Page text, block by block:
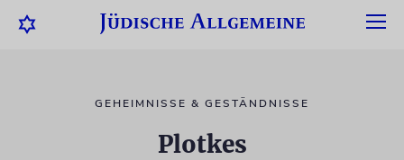
GEHEIMNISSE & GESTÄNDNISSE
Plotkes